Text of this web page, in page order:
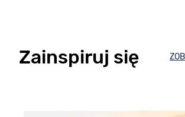
Zainspiruj się